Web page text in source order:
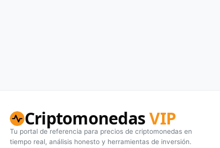
CriptomonedasVIP
Tu portal de referencia para precios de criptomonedas en
tiempo real, análisis honesto y herramientas de inversión.